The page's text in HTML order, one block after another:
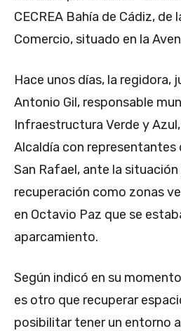
CECREA Bahía de Cádiz, de
Comercio, situado en la
Hace unos días, la regidora,
Antonio Gil, responsable
Infraestructura Verde y
Alcaldía con representantes
San Rafael, ante la
recuperación como zonas
en Octavio Paz que se
aparcamiento.
Según indicó en su
es otro que recuperar
posibilitar tener un entorno